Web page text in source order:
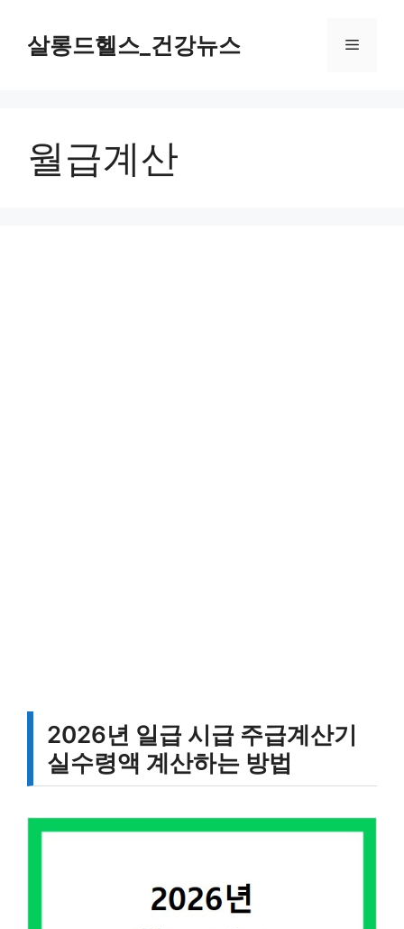
살롱드헬스_건강뉴스 메
월급계산
2026년 일급 시급 주급계산기
실수령액 계산하는 방법